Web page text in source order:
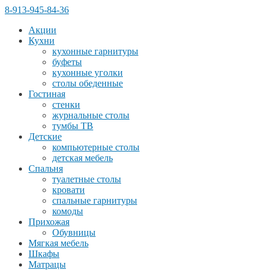
8-913-945-84-36
Акции
Кухни
кухонные гарнитуры
буфеты
кухонные уголки
столы обеденные
Гостиная
стенки
журнальные столы
тумбы ТВ
Детские
компьютерные столы
детская мебель
Спальня
туалетные столы
кровати
спальные гарнитуры
комоды
Прихожая
Обувницы
Мягкая мебель
Шкафы
Матрацы